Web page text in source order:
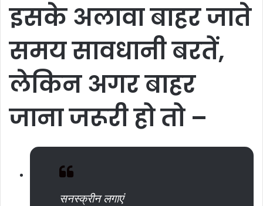
इसके अलावाबाहरजाते
समयसावधानीबरतें,
लेकिन अगरबाहर
जानाजरूरीहोतो–
सनस्क्रीन लगाएं